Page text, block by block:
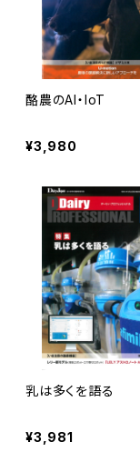
酪農のAI
Dairy
ESSIONAL Vol.16
¥3,980
乳は多くを
Dairy
SIONAL Vol.14
¥3,981